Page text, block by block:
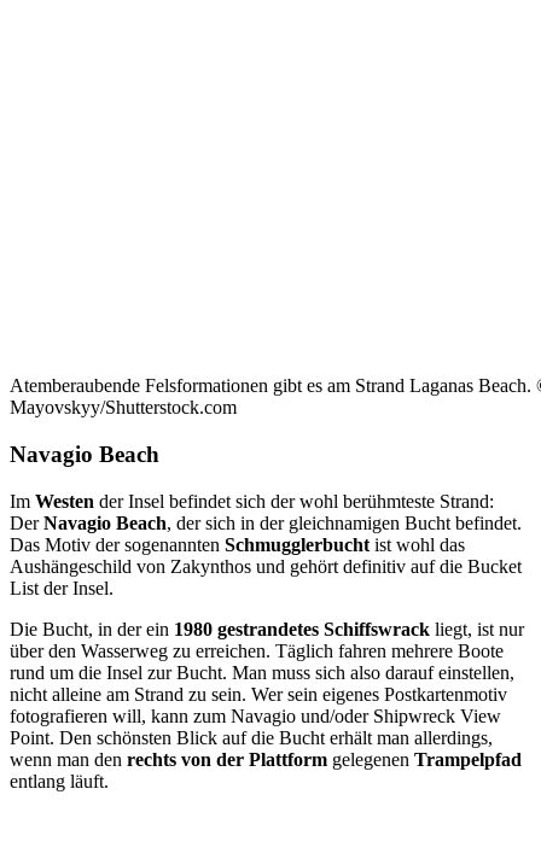
Atemberaubende Felsformationen gibt es am Strand Laganas
Mayovskyy/Shutterstock.com
Navagio Beach
Im Westen der Insel befindet sich der wohl berühmteste Strand:
DerNavagio Beach, der sich in der gleichnamigen Bucht befindet.
Das Motiv der sogenannten Schmugglerbucht ist wohl das
Aushängeschild von Zakynthos und gehört definitiv auf die Bucket
List der Insel.
Die Bucht, in der ein 1980 gestrandetes Schiffswrack liegt, ist nur
über den Wasserweg zu erreichen. Täglich fahren mehrere Boote
rund um die Insel zur Bucht. Man muss sich also darauf einstellen,
nicht alleine am Strand zu sein. Wer sein eigenes Postkartenmotiv
fotografieren will, kann zum Navagio und/oder Shipwreck View
Point. Den schönsten Blick auf die Bucht erhält man allerdings,
wenn man den rechts von der Plattform gelegenen Trampelpfad
entlang läuft.